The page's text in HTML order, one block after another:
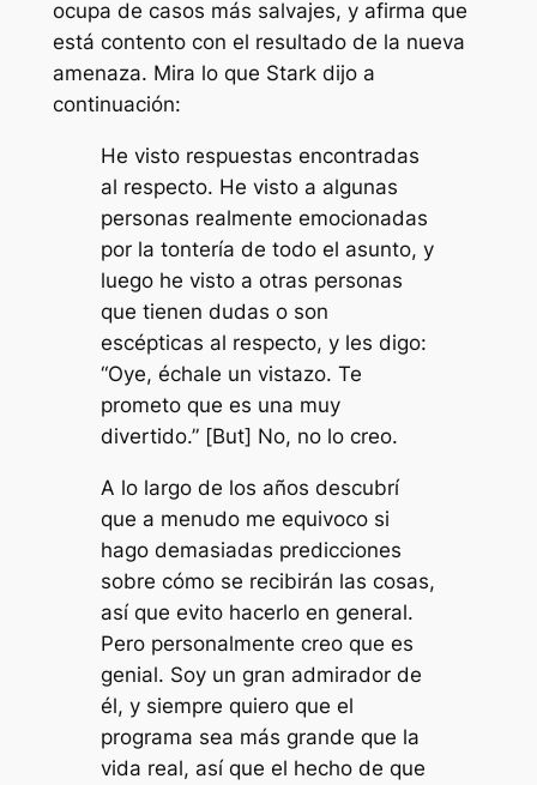
ocupa de casos más salvajes, y afirma que
está contento con el resultado de la nueva
amenaza. Mira lo que Stark dijo a
continuación:
He visto respuestas encontradas
al respecto. He visto a algunas
personas realmente emocionadas
por la tontería de todo el asunto, y
luego he visto a otras personas
que tienen dudas o son
escépticas al respecto, y les digo:
“Oye, échale un vistazo. Te
prometo que es una muy
divertido.” [But] No, no lo creo.
A lo largo de los años descubrí
que a menudo me equivoco si
hago demasiadas predicciones
sobre cómo se recibirán las cosas,
así que evito hacerlo en general.
Pero personalmente creo que es
genial. Soy un gran admirador de
él, y siempre quiero que el
programa sea más grande que la
vida real, así que el hecho de que